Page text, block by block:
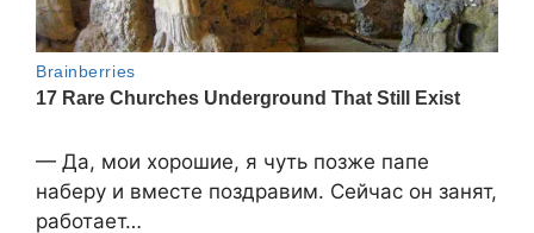
— Да, мои хорошие, я чуть позже папе
наберу и вместе поздравим. Сейчас он занят,
работает…